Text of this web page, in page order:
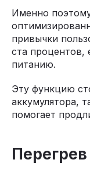
Именно
привычки
ста процентов,
питанию.
Эту функцию
аккумулятора,
помогает
Перегрев